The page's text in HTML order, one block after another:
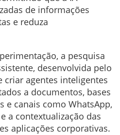
de informações
e reduza
a pesquisa
desenvolvida pelo
criar agentes inteligentes
a documentos, bases
e canais como WhatsApp,
a contextualização das
aplicações corporativas.